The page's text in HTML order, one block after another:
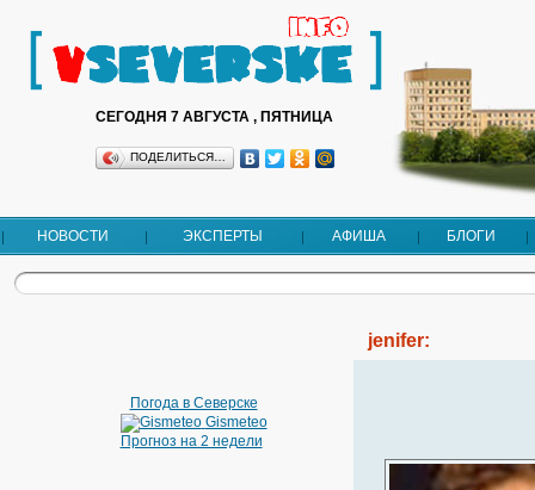
СЕГОДНЯ 7 АВГУСТА , ПЯТНИЦА
ПОДЕЛИТЬСЯ…
НОВОСТИ ЭКСПЕРТЫ АФИША БЛОГИ
Погода в Северске
Gismeteo
Прогноз на 2 недели
jenifer: